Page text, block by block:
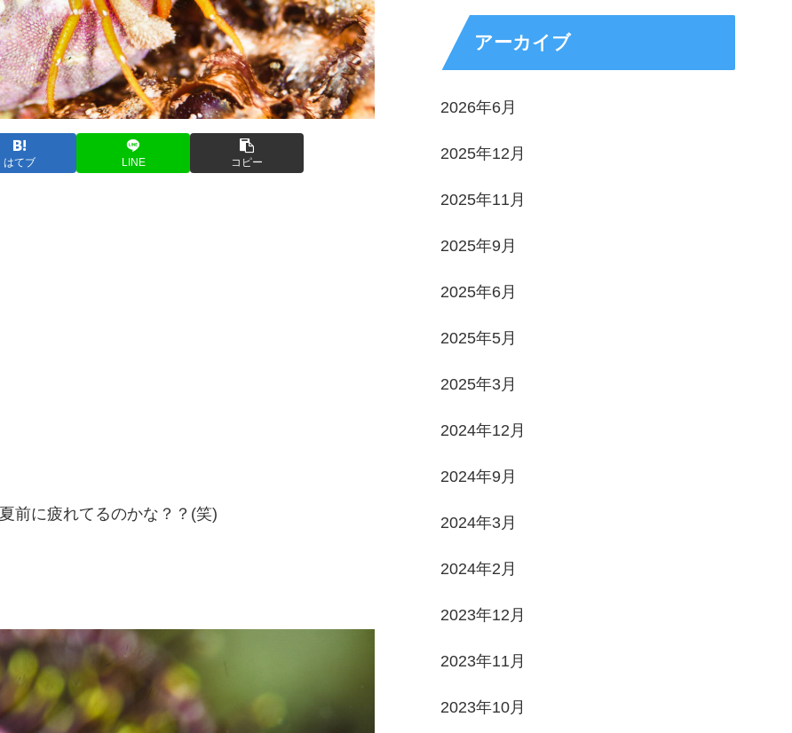
はてブ LINE コピー
前に疲れてるのかな？？(笑)
アーカイブ
2026年6月
2025年12月
2025年11月
2025年9月
2025年6月
2025年5月
2025年3月
2024年12月
2024年9月
2024年3月
2024年2月
2023年12月
2023年11月
2023年10月